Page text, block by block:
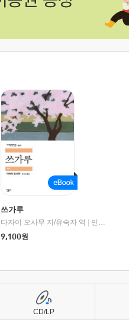
|
교보문고
쓰가루
다자이 오사무 저/유숙자 역
민음사
9,100원
CD/LP